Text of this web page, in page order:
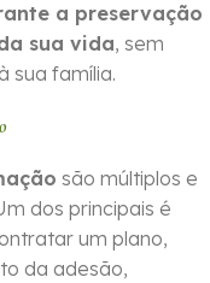
a preservação
sua vida, sem
sua família.
são múltiplos e
dos principais é
um plano,
da adesão,